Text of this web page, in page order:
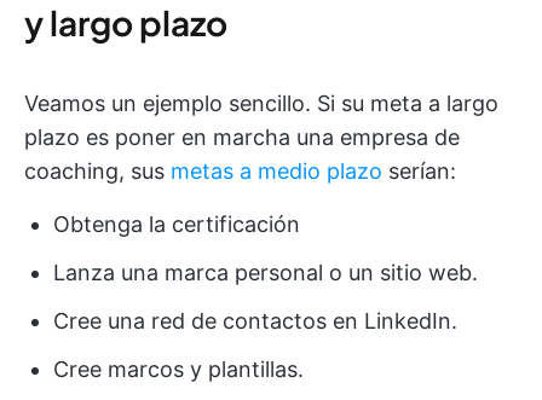
y largo plazo
Veamos un ejemplo sencillo. Si su meta a largo
plazo es poner en marcha una empresa de
coaching, sus metas a medio plazo serían:
Obtenga la certificación
Lanza una marca personal o un sitio web.
Cree una red de contactos en LinkedIn.
Cree marcos y plantillas.